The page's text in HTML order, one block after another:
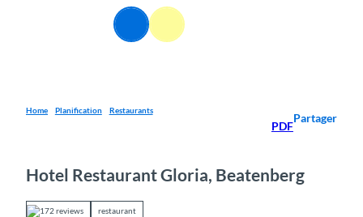
Recherche
Menu
Home Planification Restaurants
PDF
Partager
Hotel Restaurant Gloria, Beatenberg
172 reviews restaurant